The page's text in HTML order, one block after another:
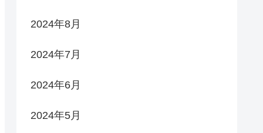
2024年8月
2024年7月
2024年6月
2024年5月